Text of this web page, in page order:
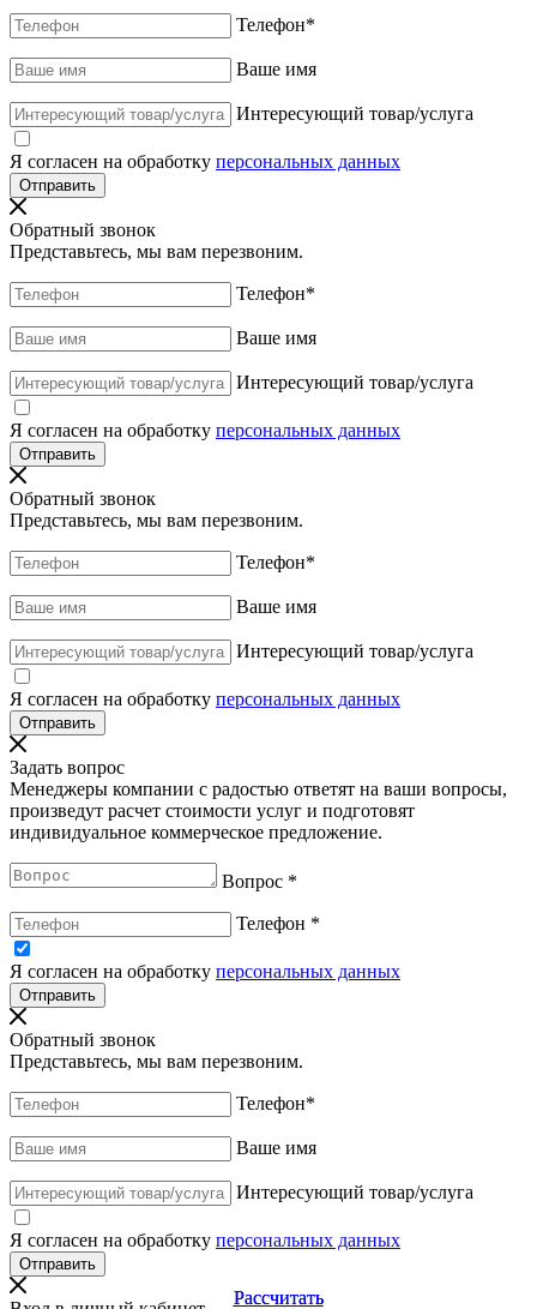
Телефон*
Ваше имя
Интересующий товар/услуга
Я согласен на обработку персональных данных
Обратный звонок
Представьтесь, мы вам перезвоним.
Телефон*
Ваше имя
Интересующий товар/услуга
Я согласен на обработку персональных данных
Обратный звонок
Представьтесь, мы вам перезвоним.
Телефон*
Ваше имя
Интересующий товар/услуга
Я согласен на обработку персональных данных
Задать вопрос
Менеджеры компании с радостью ответят на ваши вопросы,
произведут расчет стоимости услуг и подготовят
индивидуальное коммерческое предложение.
Вопрос *
Телефон *
Я согласен на обработку персональных данных
Обратный звонок
Представьтесь, мы вам перезвоним.
Телефон*
Ваше имя
Интересующий товар/услуга
Я согласен на обработку персональных данных
Рассчитать
Рассчитать